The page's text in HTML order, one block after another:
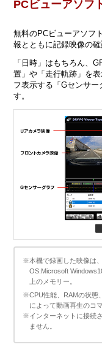
PCビューアソフ
無料のPCビューアソフ
報とともに記録映像の確
「日時」はもちろん、
置」や「走行軌跡」を
フ表示する「Gセンサ
す。
※本機で録画した映像は
OS:Microsoft
上のメモリー。
※CPU性能、RAMの状態
によって動画再生のコ
※インターネットに接続
ません。